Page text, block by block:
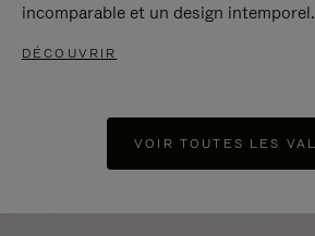
incomparable et un design intemporel.
DÉCOUVRIR
VOIR TOUTES LES